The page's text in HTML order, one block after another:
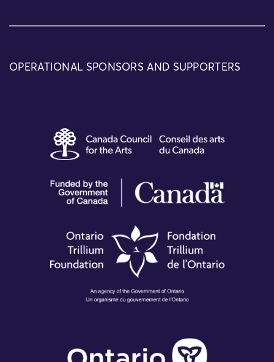
OPERATIONAL SPONSORS AND SUPPORTERS